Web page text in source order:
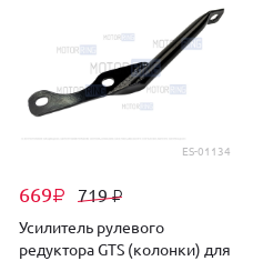
ES-01134
669₽ 719₽
Усилитель рулевого
редуктора GTS (колонки) для